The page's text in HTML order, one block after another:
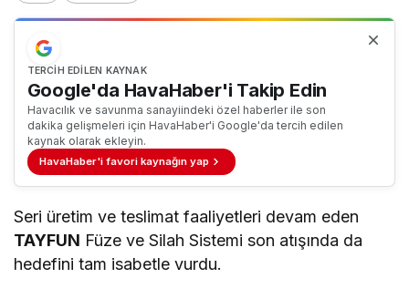
TERCIH EDILEN KAYNAK
Google'da HavaHaber'i Takip Edin
Havacılık ve savunma sanayiindeki özel haberler ile son
dakika gelişmeleri için HavaHaber'i Google'da tercih edilen
kaynak olarak ekleyin.
HavaHaber'i favori kaynağın yap
Seri üretim ve teslimat faaliyetleri devam eden
TAYFUN Füze ve Silah Sistemi son atışında da
hedefini tam isabetle vurdu.